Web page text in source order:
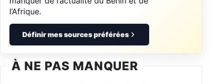
l’Afrique.
Définir mes sources préférées
À NE PAS MANQUER